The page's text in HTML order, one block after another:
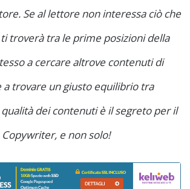
Se al lettore non interessa ciò che
troverà tra le prime posizioni della
a cercare altrove contenuti di
a trovare un giusto equilibrio tra
dei contenuti è il segreto per il
e non solo!